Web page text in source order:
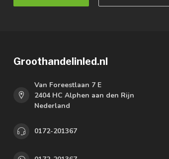
Groothandelinled.nl
Van Foreestlaan 7 E
2404 HC Alphen aan den Rijn
Nederland
0172-201367